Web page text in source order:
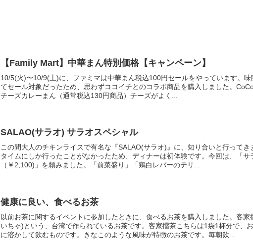
【Family Mart】中華まん特別価格【キャンペーン】
10/5(火)〜10/9(土)に、ファミマは中華まん税込100円セールをやっています。味
てセール対象だったため、思わずココイチとのコラボ商品を購入しました。
チーズカレーまん（通常税込130円商品）チーズがよく...
SALAO(サラオ) サラオスペシャル
この間大人のチキンライスで有名な『SALAO(サラオ)』に、知り合いと行ってき
タイムにしか行ったことがなかったため、ディナーは初体験です。今回は、「サ
（￥2,100)」を頼みました。「前菜盛り」「鶏白レバーのテリ...
健康に良い、食べるお茶
以前お茶に関するイベントに参加したときに、食べるお茶を購入しました。客家
いちゃ)という、台湾で作られているお茶です。客家擂茶こちらは1袋1杯分で、
に溶かして飲むものです。きなこのような風味が特徴のお茶です。毎朝飲...